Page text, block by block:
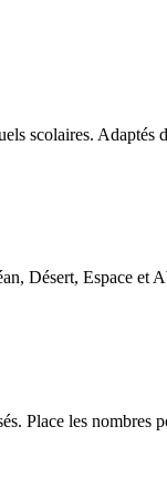
scolaires. Adaptés
Désert, Espace et
Place les nombres